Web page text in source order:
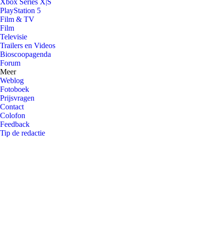
Xbox Series X|S
PlayStation 5
Film & TV
Film
Televisie
Trailers en Videos
Bioscoopagenda
Forum
Meer
Weblog
Fotoboek
Prijsvragen
Contact
Colofon
Feedback
Tip de redactie